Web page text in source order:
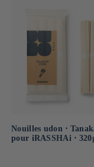
Nouilles udon ⋅
pour iRASSHAi ⋅